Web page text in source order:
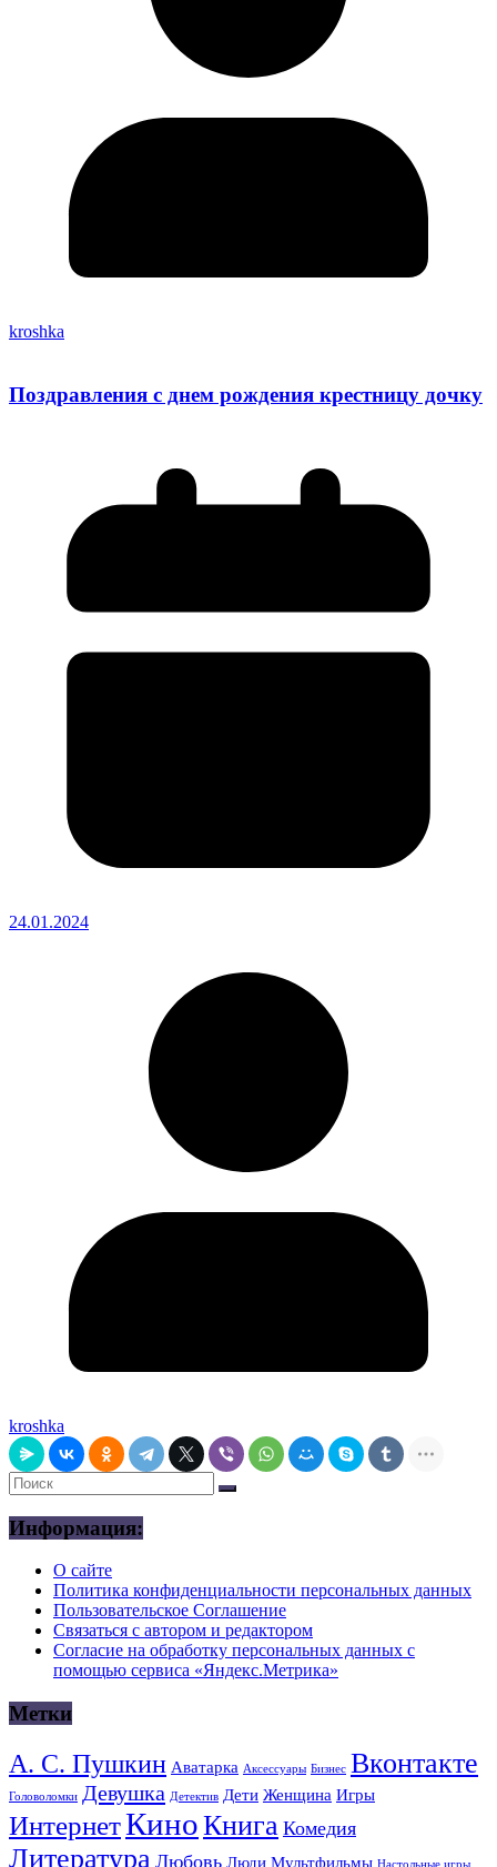
kroshka
Поздравления с днем рождения крестницу дочку
24.01.2024
kroshka
Информация:
О сайте
Политика конфиденциальности персональных данных
Пользовательское Соглашение
Связаться с автором и редактором
Согласие на обработку персональных данных с
помощью сервиса «Яндекс.Метрика»
Метки
А. С. Пушкин Аватарка Аксессуары Бизнес Вконтакте
Головоломки Девушка Детектив Дети Женщина Игры
ИнтернетКиноКнига Комедия
Литература Любовь Люди Мультфильмы Настольные игры